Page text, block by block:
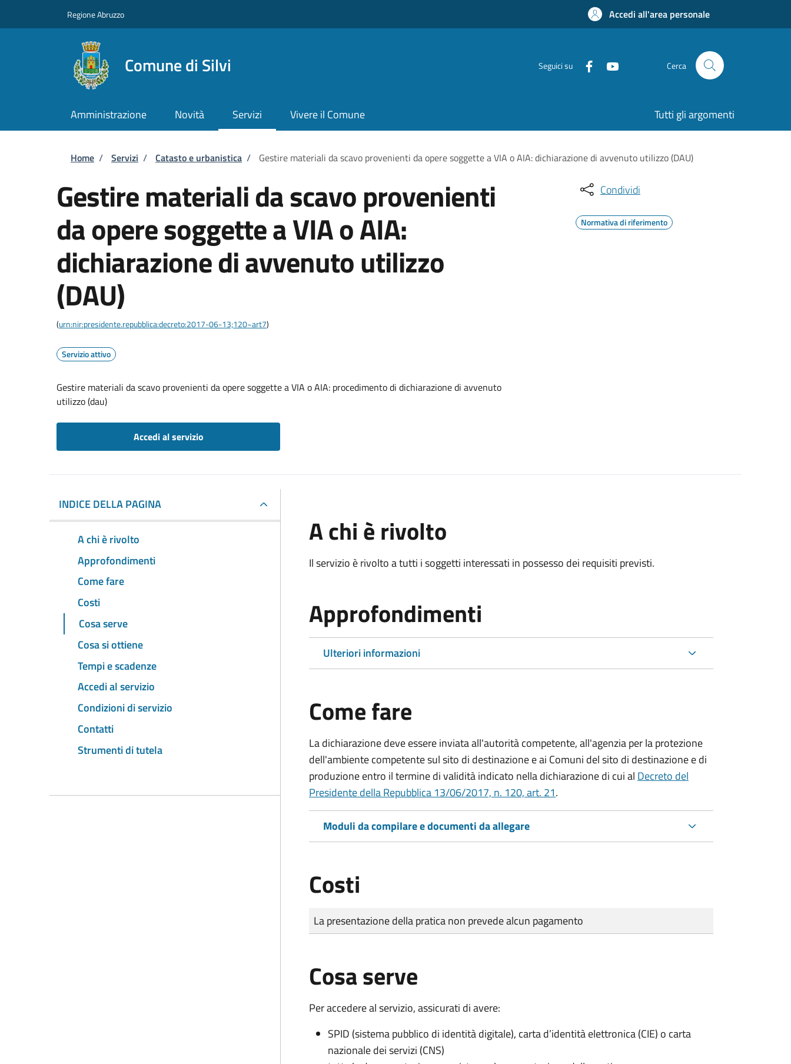
Regione Abruzzo Accedi all'area personale
Comune di Silvi Seguici su Cerca
Amministrazione Novità Servizi Vivere il Comune Tutti gli argomenti
Briciole di pane
Home / Servizi / Catasto e urbanistica / Gestire materiali da scavo provenienti da opere soggette a VIA o AIA: dichiarazione di avvenuto utilizzo (DAU)
Gestire materiali da scavo provenienti
da opere soggette a VIA o AIA:
dichiarazione di avvenuto utilizzo
(DAU)
(urn:nir:presidente.repubblica:decreto:2017-06-13;120~art7)
Servizio attivo
Gestire materiali da scavo provenienti da opere soggette a VIA o AIA: procedimento di dichiarazione di avvenuto
utilizzo (dau)
Accedi al servizio
Condividi
Normativa di riferimento
INDICE DELLA PAGINA
A chi è rivolto
Approfondimenti
Come fare
Costi
Cosa serve
Cosa si ottiene
Tempi e scadenze
Accedi al servizio
Condizioni di servizio
Contatti
Strumenti di tutela
A chi è rivolto
Il servizio è rivolto a tutti i soggetti interessati in possesso dei requisiti previsti.
Approfondimenti
Ulteriori informazioni
Come fare
La dichiarazione deve essere inviata all'autorità competente, all'agenzia per la protezione
dell'ambiente competente sul sito di destinazione e ai Comuni del sito di destinazione e di
produzione entro il termine di validità indicato nella dichiarazione di cui al Decreto del
Presidente della Repubblica 13/06/2017, n. 120, art. 21.
Moduli da compilare e documenti da allegare
Costi
Tipo di pagamento
Importo
La presentazione della pratica non prevede alcun pagamento
Cosa serve
Per accedere al servizio, assicurati di avere:
SPID (sistema pubblico di identità digitale), carta d’identità elettronica (CIE) o carta
nazionale dei servizi (CNS)